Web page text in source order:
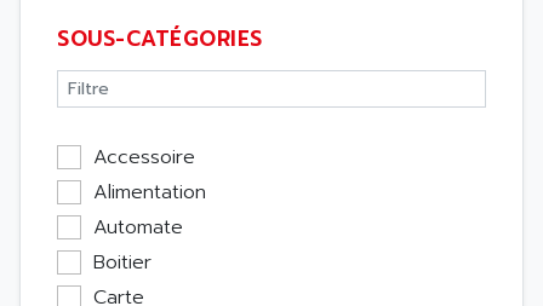
SOUS-CATÉGORIES
Accessoire
Alimentation
Automate
Boitier
Carte